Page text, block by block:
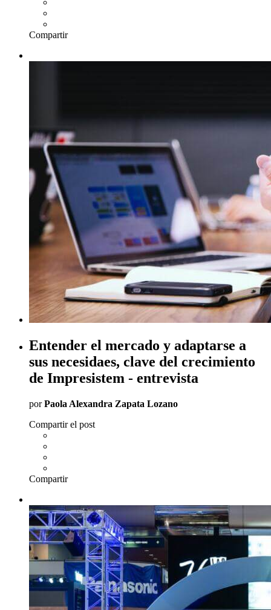
Compartir
Entender el mercado y adaptarse a
sus necesidaes, clave del crecimiento
de Impresistem - entrevista
porPaola Alexandra Zapata Lozano
Compartir el post
Compartir